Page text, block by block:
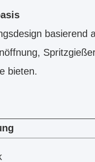
basierend
bieten.